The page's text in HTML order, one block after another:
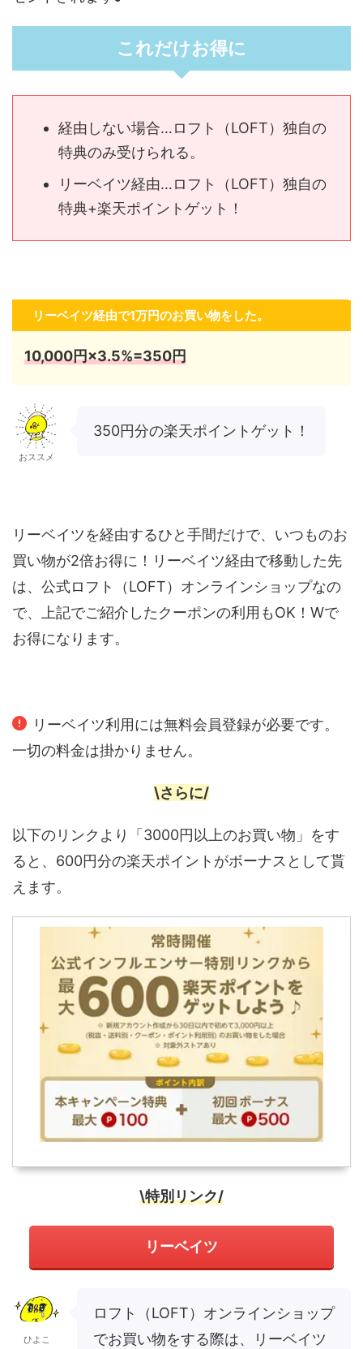
これだけお得に
経由しない場合…ロフト（LOFT）独自の
特典のみ受けられる。
リーベイツ経由…ロフト（LOFT）独自の
特典+楽天ポイントゲット！
リーベイツ経由で1万円のお買い物をした。
10,000円×3.5%=350円
おススメ
350円分の楽天ポイントゲット！
リーベイツを経由するひと手間だけで、いつものお
買い物が2倍お得に！リーベイツ経由で移動した先
は、公式ロフト（LOFT）オンラインショップなの
で、上記でご紹介したクーポンの利用もOK！Wで
お得になります。
リーベイツ利用には無料会員登録が必要です。
一切の料金は掛かりません。
\さらに/
以下のリンクより「3000円以上のお買い物」をす
ると、600円分の楽天ポイントがボーナスとして貰
えます。
\特別リンク/
リーベイツ
ひよこ
ロフト（LOFT）オンラインショップ
でお買い物をする際は、リーベイツ